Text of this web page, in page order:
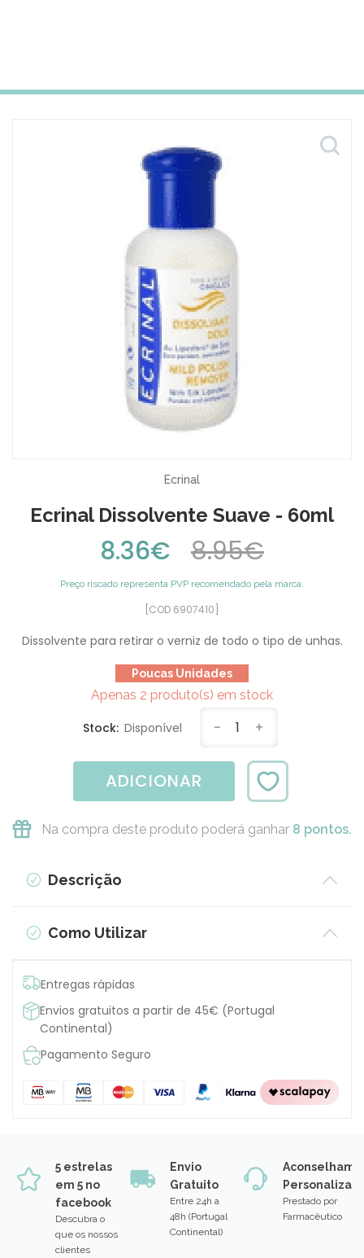
Ecrinal
Ecrinal Dissolvente Suave - 60ml
8.36€ 8.95€
Preço riscado representa PVP recomendado pela marca.
[COD 6907410]
Dissolvente para retirar o verniz de todo o tipo de unhas.
Poucas Unidades
Apenas 2 produto(s) em stock
Stock: Disponível - 1 +
ADICIONAR
Na compra deste produto poderá ganhar 8 pontos.
Descrição
Como Utilizar
Entregas rápidas
Envios gratuitos a partir de 45€ (Portugal
Continental)
Pagamento Seguro
5 estrelas
em 5 no
facebook
Descubra o
que os nossos
clientes
Envio
Gratuito
Entre 24h a
48h (Portugal
Continental)
Prestado por
Farmacêutico